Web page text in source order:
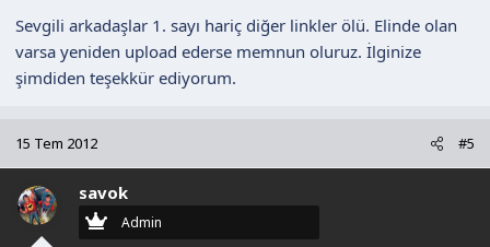
Sevgili arkadaşlar 1. sayı hariç diğer linkler ölü. Elinde olan
varsa yeniden upload ederse memnun oluruz. İlginize
şimdiden teşekkür ediyorum.
15 Tem 2012 #5
savok
Admin